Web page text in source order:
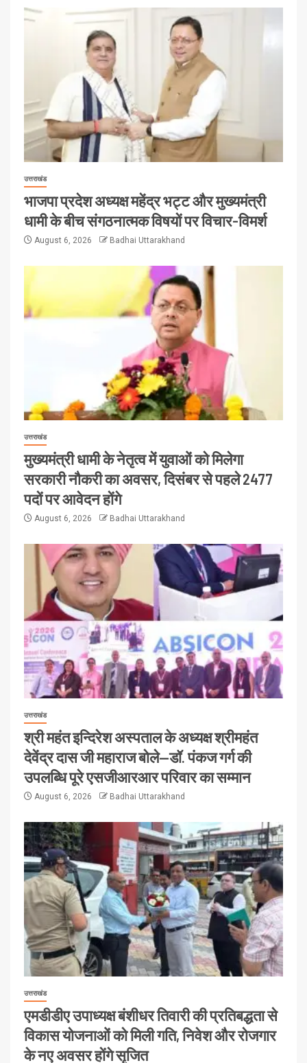
उत्तराखंड
भाजपा प्रदेश अध्यक्ष महेंद्र भट्ट और मुख्यमंत्री
धामी के बीच संगठनात्मक विषयों पर विचार-विमर्श
August 6, 2026 Badhai Uttarakhand
उत्तराखंड
मुख्यमंत्री धामी के नेतृत्व में युवाओं को मिलेगा
सरकारी नौकरी का अवसर, दिसंबर से पहले 2477
पदों पर आवेदन होंगे
August 6, 2026 Badhai Uttarakhand
उत्तराखंड
श्री महंत इन्दिरेश अस्पताल के अध्यक्ष श्रीमहंत
देवेंद्र दास जी महाराज बोले—डॉ. पंकज गर्ग की
उपलब्धि पूरे एसजीआरआर परिवार का सम्मान
August 6, 2026 Badhai Uttarakhand
उत्तराखंड
एमडीडीए उपाध्यक्ष बंशीधर तिवारी की प्रतिबद्धता से
विकास योजनाओं को मिली गति, निवेश और रोजगार
के नए अवसर होंगे सृजित